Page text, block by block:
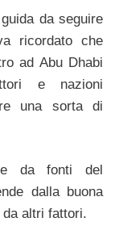
da seguire
ricordato che
ad Abu Dhabi
e nazioni
una sorta di
da fonti del
dalla buona
altri fattori.